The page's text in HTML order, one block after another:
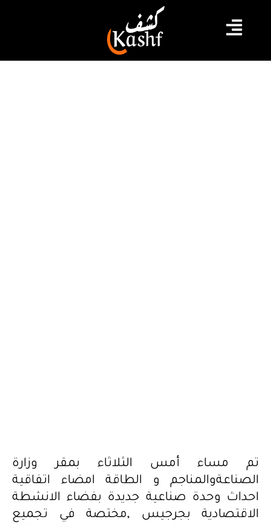
تم مساء أمس الثلاثاء بمقر وزارة
الصناعةوالمناجم و الطاقة امضاء اتفاقية
احداث وحدة صناعية جديدة بفضاء الانشطة
الاقتصادية بجرجيس ,مختصة في تجميع